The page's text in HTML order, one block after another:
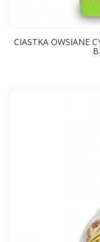
CIASTKA OWSIANE